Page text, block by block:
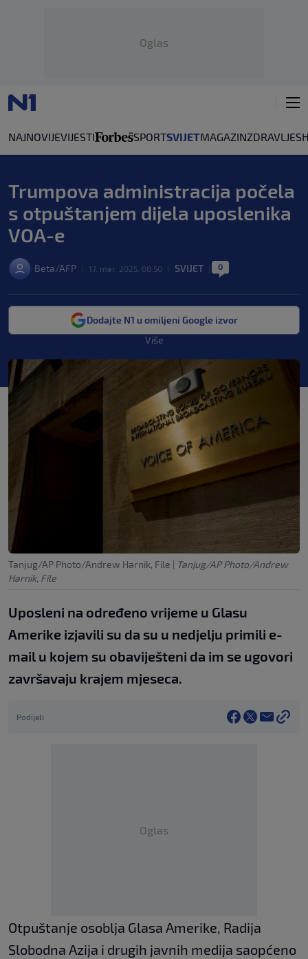
Oglas
NAJNOVIJEVIJESTI SPORTSVIJETMAGAZINZDRAVLJE
Trumpova administracija počela
s otpuštanjem dijela uposlenika
VOA-e
Beta/AFP 17. mar. 2025. 08:50 SVIJET 0
Dodajte N1 u omiljeni Google izvor
Više
Tanjug/AP Photo/Andrew Harnik, File | Tanjug/AP Photo/Andrew
Harnik, File
Uposleni na određeno vrijeme u Glasu
Amerike izjavili su da su u nedjelju primili e-
mail u kojem su obaviješteni da im se ugovori
završavaju krajem mjeseca.
Podijeli
Oglas
Otpuštanje osoblja Glasa Amerike, Radija
Slobodna Azija i drugih javnih medija saopćeno